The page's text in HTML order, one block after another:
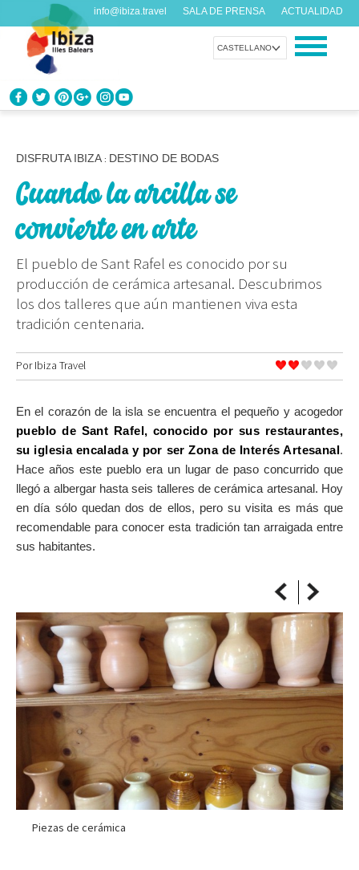
CASTELLANO
info@ibiza.travel SALA DE PRENSA ACTUALIDAD
DISFRUTA IBIZA
Cada día algo nuevo
ORGANIZA TU VIAJE
Datos prácticos antes de visitarnos
DISFRUTA IBIZA : DESTINO DE BODAS
Cuando la arcilla se
convierte en arte
El pueblo de Sant Rafel es conocido por su
producción de cerámica artesanal. Descubrimos
los dos talleres que aún mantienen viva esta
tradición centenaria.
PorIbiza Travel
En el corazón de la isla se encuentra el pequeño y acogedor
pueblo de Sant Rafel, conocido por sus restaurantes,
su iglesia encalada y por ser Zona de Interés Artesanal.
Hace años este pueblo era un lugar de paso concurrido que
llegó a albergar hasta seis talleres de cerámica artesanal. Hoy
en día sólo quedan dos de ellos, pero su visita es más que
recomendable para conocer esta tradición tan arraigada entre
sus habitantes.
Piezas de cerámica